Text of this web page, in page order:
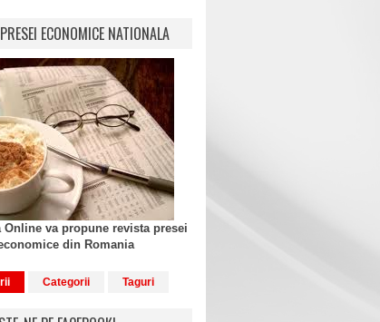
ECONOMICE NATIONALA
Online va propune revista presei
din Romania
Categorii Taguri